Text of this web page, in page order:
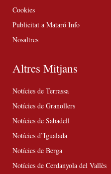
Cookies
Publicitat a Mataró Info
Nosaltres
Altres Mitjans
Notícies de Terrassa
Notícies de Granollers
Notícies de Sabadell
Notícies d’Igualada
Notícies de Berga
Notícies de Cerdanyola del Vallès